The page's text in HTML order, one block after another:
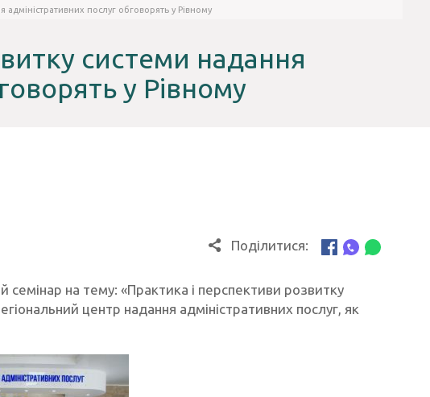
послуг обговорять у Рівному
системи надання
у Рівному
Поділитися:
на тему: «Практика і перспективи розвитку
центр надання адміністративних послуг, як